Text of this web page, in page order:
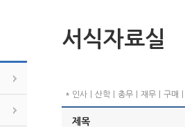
서식자료실
* 인사ㅣ산학ㅣ총무ㅣ재무ㅣ구매
제목